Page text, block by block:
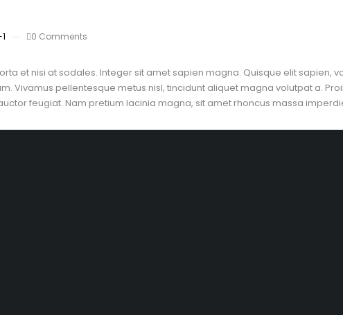
0 Comments
et nisi at sodales. Integer sit amet sapien magna. Quisque elit sapien,
Vivamus pellentesque metus nisl, tincidunt aliquet magna volutpat a.
feugiat. Nam pretium lacinia magna, sit amet rhoncus massa